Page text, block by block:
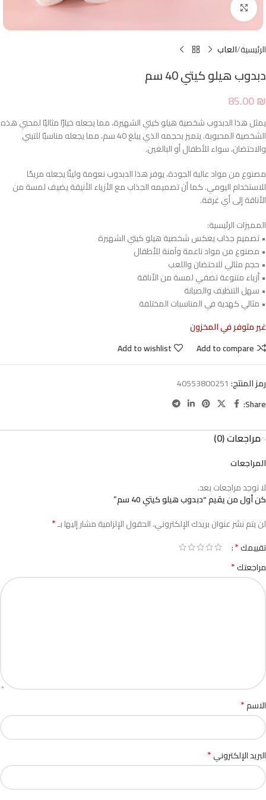
Click to enlarge
الرئيسية العاب
دبدوب هيلو كيتي 40 سم
85.00₪
يمثل هذا الدبدوب شخصية هيلو كيتي الشهيرة، مما يجعله خيارًا مثاليًا لمحبي هذه
الشخصية المحبوبة. يتميز بحجمه الذي يبلغ 40 سم، مما يجعله مناسبًا للتبني
والاحتضان، سواء للأطفال أو البالغين.
مصنوع من مواد عالية الجودة، يوفر هذا الدبدوب نعومة ولينًا يجعله مريحًا
للاستخدام اليومي. كما أن تصميمه الجذاب مع الأزياء الأنيقة يضيف لمسة من
الأناقة إلى أي غرفة.
المميزات الرئيسية:
• تصميم جذاب يعكس شخصية هيلو كيتي الشهيرة
• مصنوع من مواد ناعمة وآمنة للأطفال
• حجم مثالي للاحتضان واللعب
• أزياء متنوعة تضفي لمسة من الأناقة
• سهل التنظيف والصيانة
• مثالي كهدية في المناسبات المختلفة
غير متوفر في المخزون
Add to compare
Add to wishlist
رمز المنتج: 40553800251
Share:
مراجعات (0)
المراجعات
لا توجد مراجعات بعد.
كن أول من يقيم “دبدوب هيلو كيتي 40 سم”
لن يتم نشر عنوان بريدك الإلكتروني.الحقول الإلزامية مشار إليها بـ*
تقييمك*
مراجعتك*
الاسم*
البريد الإلكتروني*